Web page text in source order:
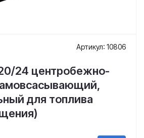
Артикул: 10806
24 центробежно-
для топлива